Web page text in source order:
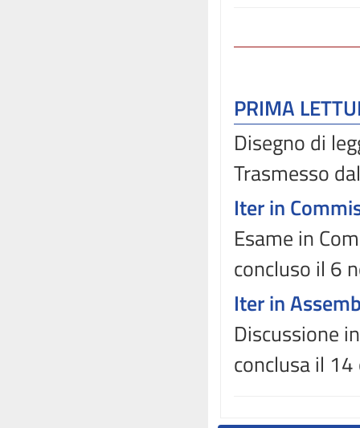
PRIMA
Disegno di
Trasmesso
Iter in
Esame in
concluso il 6
Iter in
Discussione
conclusa il